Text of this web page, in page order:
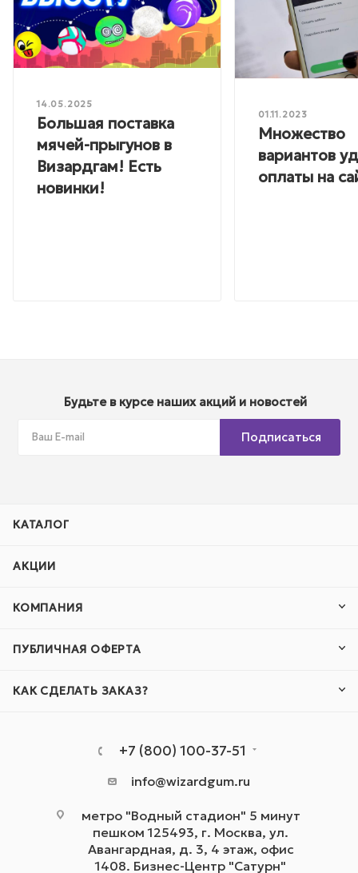
14.05.2025
Большая поставка
мячей-прыгунов в
Визардгам! Есть
новинки!
01.11.2023
Множество
вариантов
оплаты на
Будьте в курсе наших акций и новостей
Подписаться
КАТАЛОГ
АКЦИИ
КОМПАНИЯ
ПУБЛИЧНАЯ ОФЕРТА
КАК СДЕЛАТЬ ЗАКАЗ?
+7 (800) 100-37-51
info@wizardgum.ru
метро "Водный стадион" 5 минут
пешком 125493, г. Москва, ул.
Авангардная, д. 3, 4 этаж, офис
1408. Бизнес-Центр "Сатурн"